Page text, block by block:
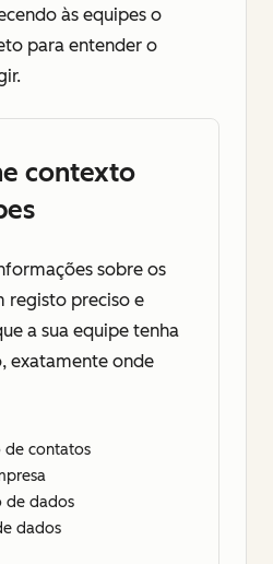
às equipes o
para entender o
contexto
sobre os
registo preciso e
a sua equipe tenha
exatamente onde
de contatos
de dados
dados